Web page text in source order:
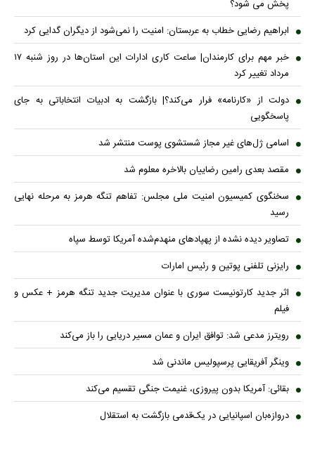
پخش می شود؟
ابراهیم رضایی خطاب به عربستان: امنیت را نمی‌شود از دیگران گدایی کرد
خبر مهم برای کارمندان| ساعت کاری ادارات این استان‌ها در روز شنبه ۱۷
مرداد تغییر کرد
دولت از «کارنامه» فرار می‌کند؟| بازگشت به ادبیات انتخاباتی به جای
پاسخگویی
اسامی ژل‌های غیر مجاز شستشوی پوست منتشر شد
مقصد بعدی رامین رضاییان بالاخره معلوم شد
سخنگوی کمیسیون امنیت ملی مجلس: تفاهم تنگه هرمز به مرحله نهایی
رسید
تصاویر دیده نشده از پهپادهای منهدم‌شده آمریکا توسط سپاه
رایزنی تلفنی پوتین و رئیس امارات
اثر جدید کارتونیست سوری با عنوان مدیریت جدید تنگه هرمز + عکس و
فیلم
رویترز مدعی شد: توافق ایران و عمان مسیر دریایی را باز می‌کند
وینگر آفریقایی پرسپولیس ماندنی شد
بقائی: آمریکا بدون پیروزی، غنیمت جنگی تقسیم می‌کند
دروازه‌بان اسپانیایی در یک‌قدمی بازگشت به استقلال